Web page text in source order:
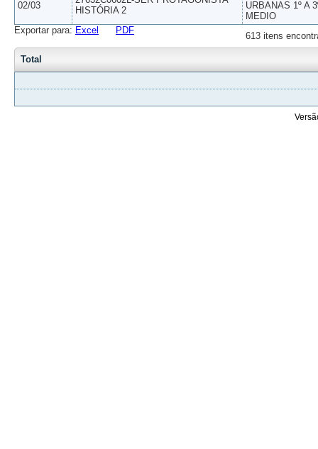
02/03
HISTÓRIA 2
URBANAS 1º A
MEDIO
613 itens
Exportar para: Excel PDF
Total